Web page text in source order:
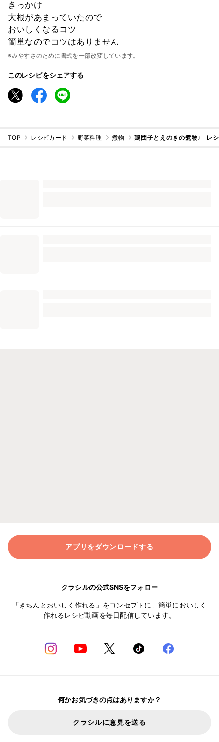
きっかけ
大根があまっていたので
おいしくなるコツ
簡単なのでコツはありません
※みやすさのために書式を一部改変しています。
このレシピをシェアする
TOP レシピカード 野菜料理 煮物 鶏団子とえのきの煮物♩ レ
アプリをダウンロードする
クラシルの公式SNSをフォロー
「きちんとおいしく作れる」をコンセプトに、簡単においしく
作れるレシピ動画を毎日配信しています。
何かお気づきの点はありますか？
クラシルに意見を送る